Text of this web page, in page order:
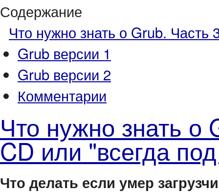
Содержание
Что нужно знать о Grub. Часть
Grub версии 1
Grub версии 2
Комментарии
Что нужно знать о
CD или "всегда
Что делать если умер